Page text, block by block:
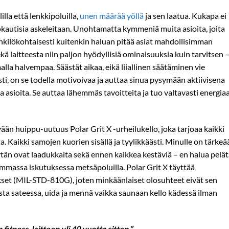
että lenkkipoluilla, unen määrää yöllä ja sen laatua. Kukapa ei
askeleitaan. Unohtamatta kymmeniä muita asioita, joita
kuitenkin haluan pitää asiat mahdollisimman
laitteesta niin paljon hyödyllisiä ominaisuuksia kuin tarvitsen
halvempaa. Säästät aikaa, eikä liiallinen säätäminen vie
on se todella motivoivaa ja auttaa sinua pysymään aktiivisena
asioita. Se auttaa lähemmäs tavoitteita ja tuo valtavasti
huippu-uutuus Polar Grit X -urheilukello, joka tarjoaa kaikki
Kaikki samojen kuorien sisällä ja tyylikkäästi. Minulle on
ovat laadukkaita sekä ennen kaikkea kestäviä – en halua
iskutuksessa metsäpoluilla. Polar Grit X täyttää
(MIL-STD-810G), joten minkäänlaiset olosuhteet eivät sen
sateessa, uida ja mennä vaikka saunaan kello kädessä ilman